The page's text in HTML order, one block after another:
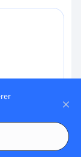
und
der
von